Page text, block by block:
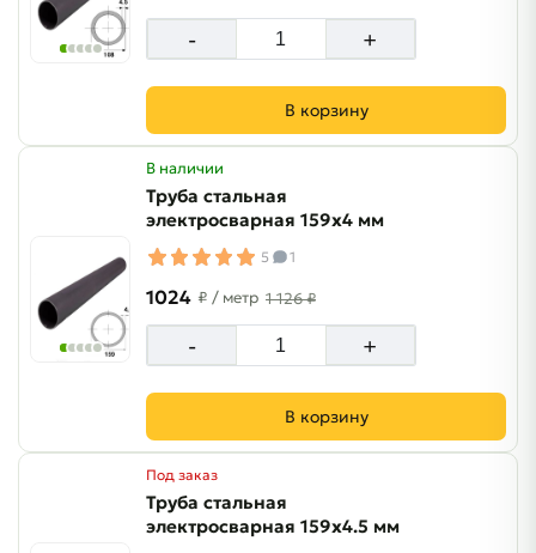
- +
В корзину
В наличии
Труба стальная
электросварная 159х4 мм
5 1
1024 ₽ / метр 1 126 ₽
- +
В корзину
Под заказ
Труба стальная
электросварная 159х4.5 мм